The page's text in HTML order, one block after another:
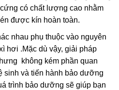
có chất lượng cao nhằm
được kín hoàn toàn.
nhau phụ thuộc vào nguyên
hơi .Mặc dù vậy, giải pháp
không kém phần quan
sinh và tiến hành bảo dưỡng
trình bảo dưỡng sẽ giúp bạn